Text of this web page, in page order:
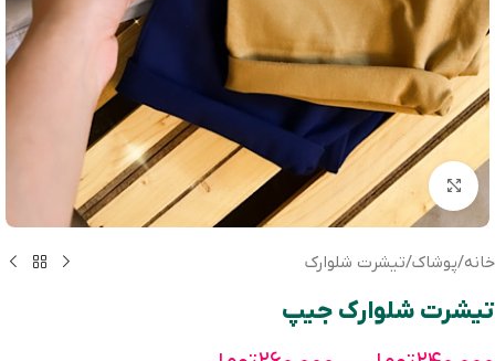
بزرگنمایی تصویر
خانه/پوشاک/تیشرت شلوارک
تيشرت شلوارك جيپ